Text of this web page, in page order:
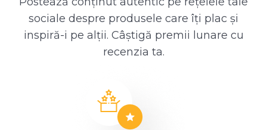
sociale despre produsele care îți plac și
inspiră-i pe alții. Câștigă premii lunare cu
recenzia ta.